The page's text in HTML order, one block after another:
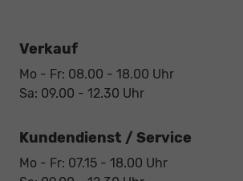
Verkauf
Mo - Fr: 08.00 - 18.00 Uhr
Sa: 09.00 - 12.30 Uhr
Kundendienst / Service
Mo - Fr: 07.15 - 18.00 Uhr